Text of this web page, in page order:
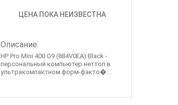
ЦЕНА ПОКА НЕИЗВЕСТНА
Описание:
HP Pro Mini 400 G9 (884V0EA) Black -
персональный компьютер неттоп в
ультракомпактном форм-факто�...